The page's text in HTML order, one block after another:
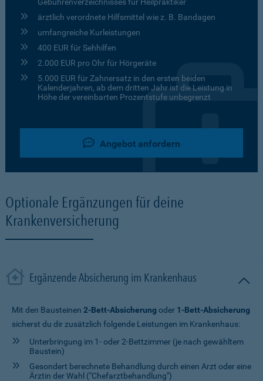
ärztlich verordnete Hilfsmittel wie z. B. Bandagen
umfangreiche Kurleistungen
400 EUR für Sehhilfen
2.000 EUR pro Ohr für Hörgeräte
5.000 EUR für Zahnersatz in den ersten beiden
Kalenderjahren, ab dem dritten Jahr ist die Leistung in
Höhe der vereinbarten Prozentstufe unbegrenzt
Angebot anfordern
Optionale Ergänzungen für deine
Krankenversicherung
Ergänzende Absicherung im Krankenhaus
Mit den Bausteinen 2-Bett-Absicherung oder 1-Bett-Absicherung
sicherst du dir zusätzlich folgende Leistungen im Krankenhaus:
Unterbringung im 1- oder 2-Bettzimmer (je nach gewähltem
Baustein)
Gesondert berechnete Behandlung durch einen Arzt oder eine
Ärztin der Wahl ("Chefarztbehandlung")